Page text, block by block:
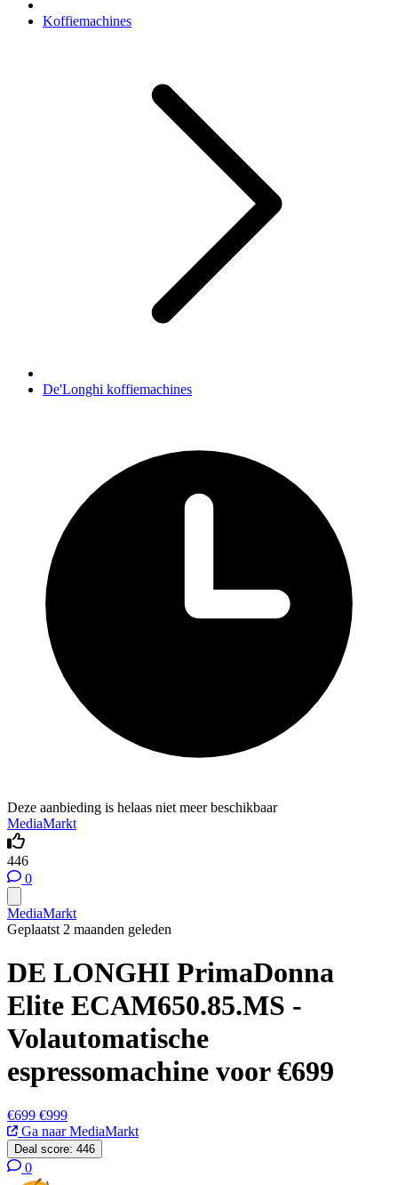
Koffiemachines
De'Longhi koffiemachines
Deze aanbieding is helaas niet meer beschikbaar
MediaMarkt
446
0
MediaMarkt
Geplaatst 2 maanden geleden
DE LONGHI PrimaDonna
Elite ECAM650.85.MS -
Volautomatische
espressomachine voor €699
€699 €999
Ga naar MediaMarkt
Deal score: 446
0